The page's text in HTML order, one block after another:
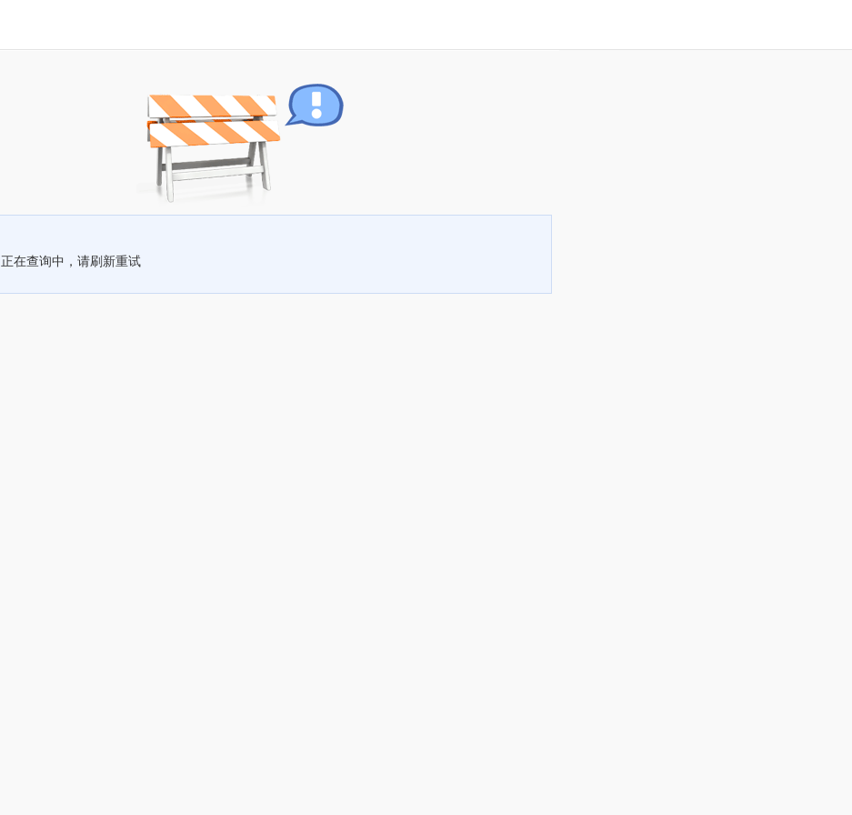
正在查询中，请刷新重试